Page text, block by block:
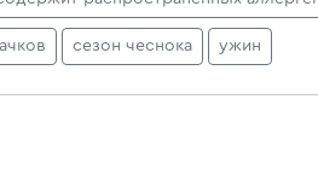
сезон чеснока ужин